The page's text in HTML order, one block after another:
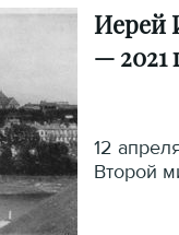
Иерей
— 2021
12
Второй